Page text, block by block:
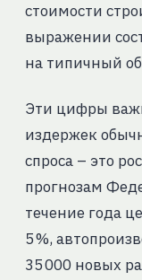
стоимости
выражении
на типичный
Эти цифры
издержек
спроса – это
прогнозам
течение года
5 %,
35 000 новых